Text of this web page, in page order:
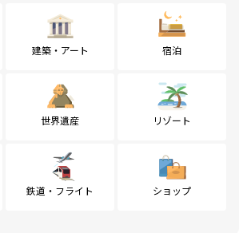
建築・アート 宿泊
世界遺産 リゾート
鉄道・フライト ショップ